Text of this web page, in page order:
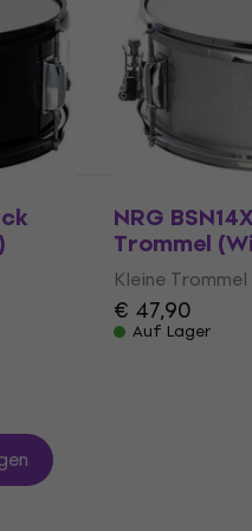
€ 259
Auf Lager
NRG
Trommel
Kleine Trommel
€ 47,90
Auf Lager